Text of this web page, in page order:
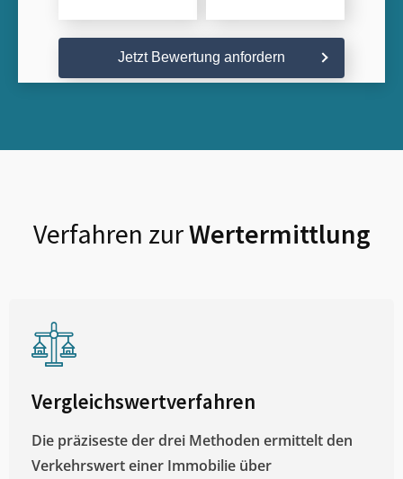
Jetzt Bewertung anfordern
Verfahren zurWertermittlung
Vergleichswertverfahren
Die präziseste der drei Methoden ermittelt den
Verkehrswert einer Immobilie über